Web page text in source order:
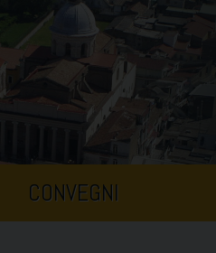
CONVEGNI